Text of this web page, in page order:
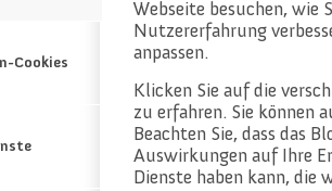
Cookies
Webseite besuchen, wie
Nutzererfahrung
anpassen.
Klicken Sie auf die
zu erfahren. Sie können
Beachten Sie, dass das
Auswirkungen auf Ihre
Dienste haben kann, die
beim